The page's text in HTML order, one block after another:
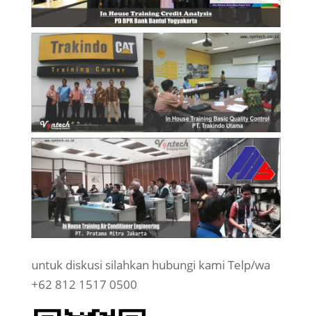
untuk diskusi silahkan hubungi kami Telp/wa
+62 812 1517 0500